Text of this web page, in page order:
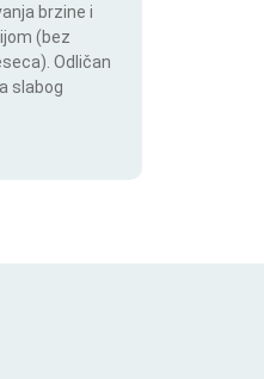
brzine i
(bez
Odličan
slabog